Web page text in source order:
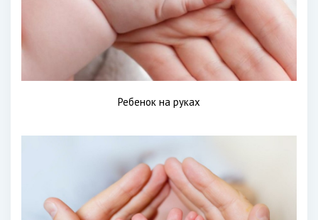
Ребенок на руках